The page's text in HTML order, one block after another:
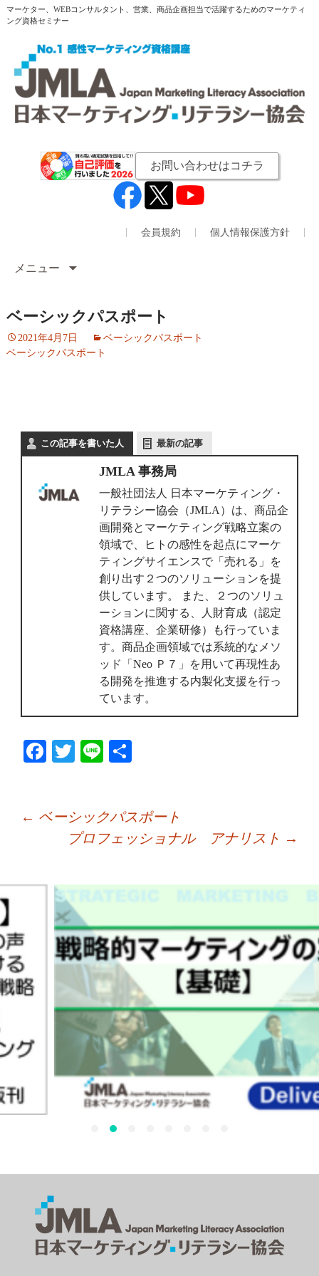
マーケター、WEBコンサルタント、営業、商品企画担当で活躍するためのマーケティ
ング資格セミナー
お問い合わせはコチラ
会員規約 個人情報保護方針
メニュー
ベーシックパスポート
2021年4月7日
ベーシックパスポート
ベーシックパスポート
この記事を書いた人 最新の記事
JMLA 事務局
一般社団法人 日本マーケティング・
リテラシー協会（JMLA）は、商品企
画開発とマーケティング戦略立案の
領域で、ヒトの感性を起点にマーケ
ティングサイエンスで「売れる」を
創り出す２つのソリューションを提
供しています。 また、２つのソリュ
ーションに関する、人財育成（認定
資格講座、企業研修）も行っていま
す。商品企画領域では系統的なメソ
ッド「Neo Ｐ７」を用いて再現性あ
る開発を推進する内製化支援を行っ
ています。
Fa
ok
T
r
Li
← ベーシックパスポート
プロフェッショナル アナリスト →